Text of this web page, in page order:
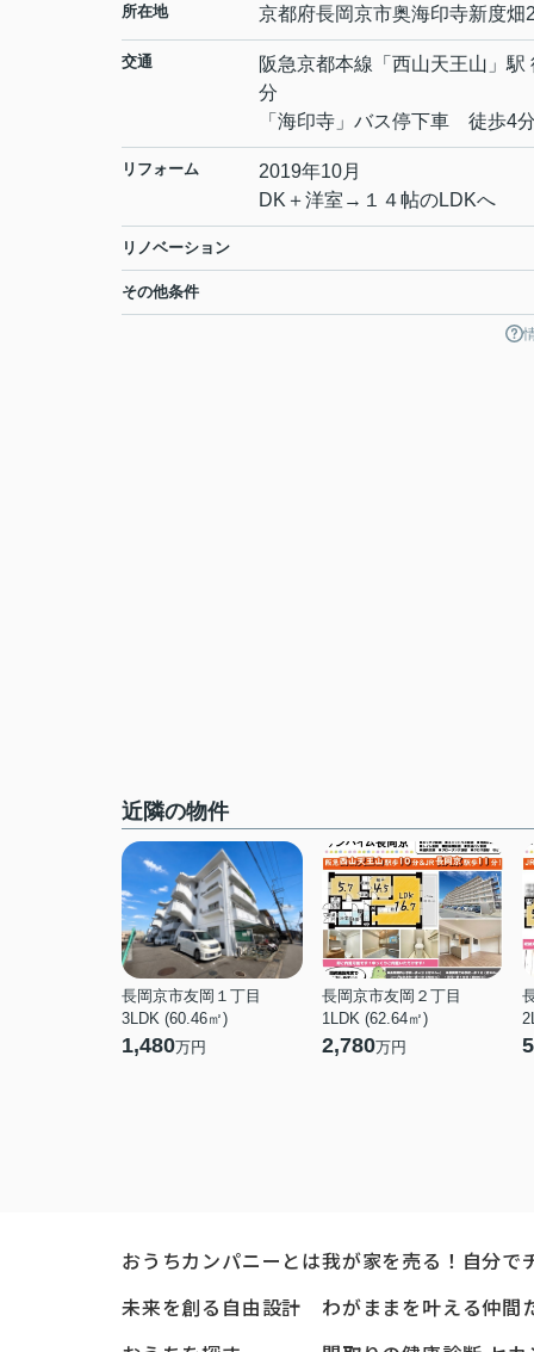
所在地 京都府長岡京市奥海印寺新度畑
交通 阪急京都本線 「 西山天王山 」駅
分
「海印寺」バス停下車 徒歩4
リフォーム
2019年10月
DK＋洋室→１４帖のLDKへ
リノベーション
その他条件
近隣の物件
長岡京市友岡１丁目
3LDK (60.46㎡)
1,480万円
長岡京市友岡２丁目
1LDK (62.64㎡)
2,780万円
おうちカンパニーとは
未来を創る自由設計
我が家を売る！自分
わがままを叶える仲間